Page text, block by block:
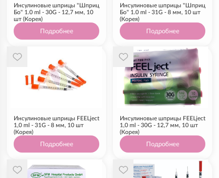
Инсулиновые шприцы "Шприц
Бо" 1.0 ml - 30G - 12,7 мм, 10
шт (Корея)
Подробнее
Инсулиновые шприцы "Шприц
Бо" 1.0 ml - 31G - 8 мм, 10 шт
(Корея)
Подробнее
Инсулиновые шприцы FEELject
1,0 ml - 31G - 8 мм, 10 шт
(Корея)
Подробнее
Инсулиновые шприцы FEELject
1,0 ml - 30G - 12,7 мм, 10 шт
(Корея)
Подробнее